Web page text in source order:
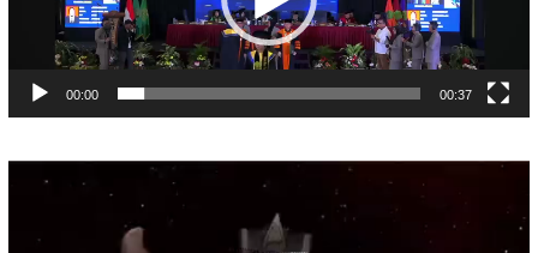
00:00 00:37